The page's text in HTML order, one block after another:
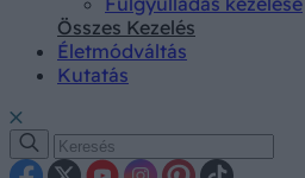
Összes Kezelés
Életmódváltás
Kutatás